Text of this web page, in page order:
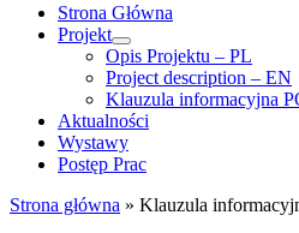
Strona Główna
Projekt
Opis Projektu – PL
Project description – EN
Klauzula informacyjna
Aktualności
Wystawy
Postęp Prac
Strona główna » Klauzula